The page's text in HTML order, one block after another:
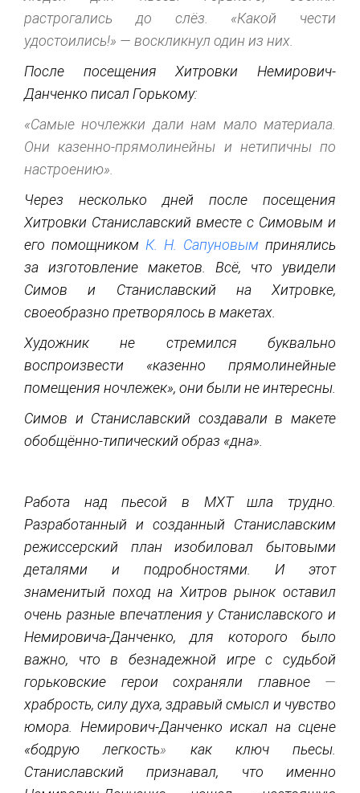
растрогались до слёз. «Какой чести
удостоились!» — воскликнул один из них.
После посещения Хитровки Немирович-
Данченко писал Горькому:
«Самые ночлежки дали нам мало материала.
Они казенно-прямолинейны и нетипичны по
настроению».
Через несколько дней после посещения
Хитровки Станиславский вместе с Симовым и
его помощником К. Н. Сапуновым принялись
за изготовление макетов. Всё, что увидели
Симов и Станиславский на Хитровке,
своеобразно претворялось в макетах.
Художник не стремился буквально
воспроизвести «казенно прямолинейные
помещения ночлежек», они были не интересны.
Симов и Станиславский создавали в макете
обобщённо-типический образ «дна».
Работа над пьесой в МХТ шла трудно.
Разработанный и созданный Станиславским
режиссерский план изобиловал бытовыми
деталями и подробностями. И этот
знаменитый поход на Хитров рынок оставил
очень разные впечатления у Станиславского и
Немировича-Данченко, для которого было
важно, что в безнадежной игре с судьбой
горьковские герои сохраняли главное —
храбрость, силу духа, здравый смысл и чувство
юмора. Немирович-Данченко искал на сцене
«бодрую легкость» как ключ пьесы.
Станиславский признавал, что именно